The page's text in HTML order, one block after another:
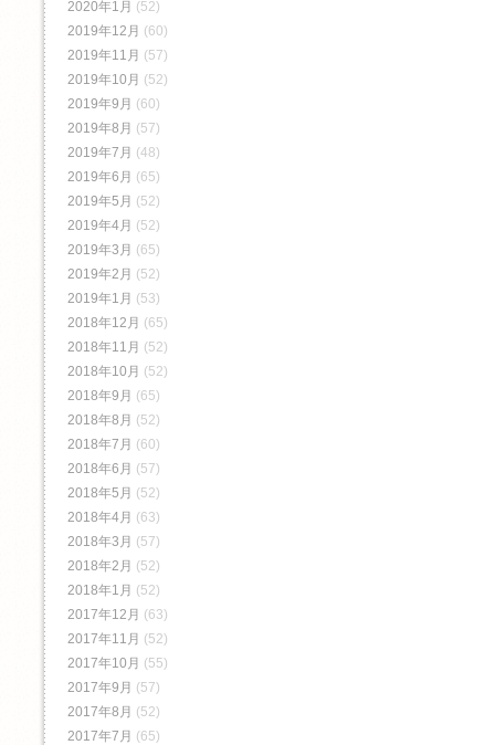
2020年1月 (52)
2019年12月 (60)
2019年11月 (57)
2019年10月 (52)
2019年9月 (60)
2019年8月 (57)
2019年7月 (48)
2019年6月 (65)
2019年5月 (52)
2019年4月 (52)
2019年3月 (65)
2019年2月 (52)
2019年1月 (53)
2018年12月 (65)
2018年11月 (52)
2018年10月 (52)
2018年9月 (65)
2018年8月 (52)
2018年7月 (60)
2018年6月 (57)
2018年5月 (52)
2018年4月 (63)
2018年3月 (57)
2018年2月 (52)
2018年1月 (52)
2017年12月 (63)
2017年11月 (52)
2017年10月 (55)
2017年9月 (57)
2017年8月 (52)
2017年7月 (65)